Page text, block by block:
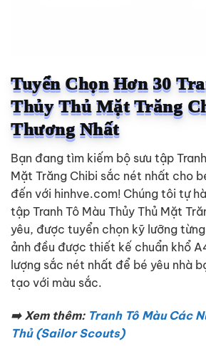
Tuyển Chọn Hơn 30
Thủy Thủ Mặt Trăng
Thương Nhất
Bạn đang tìm kiếm bộ sưu tập
Mặt Trăng Chibi sắc nét nhất cho
đến với hinhve.com! Chúng tôi tự
tập Tranh Tô Màu Thủy Thủ Mặt
yêu, được tuyển chọn kỹ lưỡng
ảnh đều được thiết kế chuẩn khổ
lượng sắc nét nhất để bé yêu nhà
tạo với màu sắc.
➡️ Xem thêm: Tranh Tô Màu Các
Thủ (Sailor Scouts)